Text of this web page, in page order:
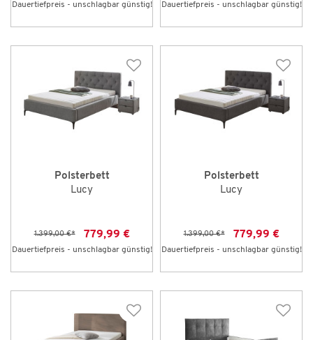
Dauertiefpreis - unschlagbar günstig! Dauertiefpreis - unschlagbar günstig!
Polsterbett
Lucy
1.399,00 €* 779,99 €
Dauertiefpreis - unschlagbar günstig!
Polsterbett
Lucy
1.399,00 €* 779,99 €
Dauertiefpreis - unschlagbar günstig!